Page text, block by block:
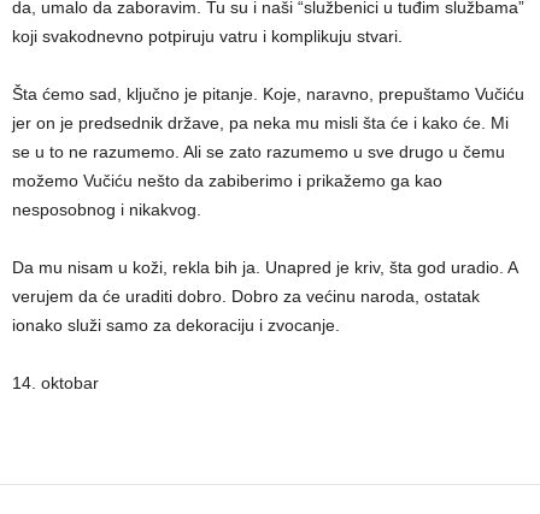
da, umalo da zaboravim. Tu su i naši “službenici u tuđim službama”
koji svakodnevno potpiruju vatru i komplikuju stvari.
Šta ćemo sad, ključno je pitanje. Koje, naravno, prepuštamo Vučiću
jer on je predsednik države, pa neka mu misli šta će i kako će. Mi
se u to ne razumemo. Ali se zato razumemo u sve drugo u čemu
možemo Vučiću nešto da zabiberimo i prikažemo ga kao
nesposobnog i nikakvog.
Da mu nisam u koži, rekla bih ja. Unapred je kriv, šta god uradio. A
verujem da će uraditi dobro. Dobro za većinu naroda, ostatak
ionako služi samo za dekoraciju i zvocanje.
14. oktobar